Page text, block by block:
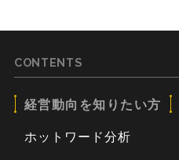
CONTENTS
経営動向を知りたい方
ホットワード分析